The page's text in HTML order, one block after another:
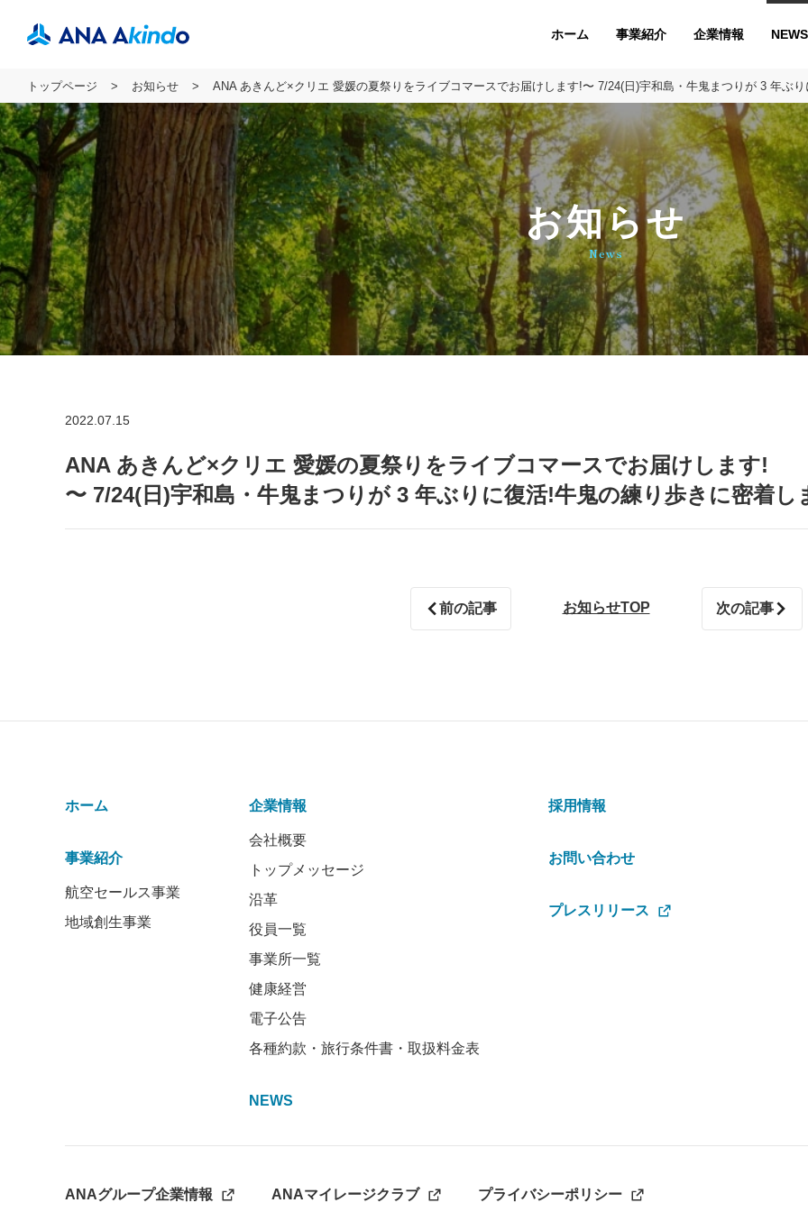
ホーム 事業紹介 企業情報 NEWS
トップページ お知らせ ANA あきんど×クリエ 愛媛の夏祭りをライブコマースでお届けします!〜 7/24(日)宇和島・牛⻤まつりが 3 年ぶ
お知らせ
News
2022.07.15
ANA あきんど×クリエ 愛媛の夏祭りをライブコマースでお届けします!
〜 7/24(日)宇和島・牛⻤まつりが 3 年ぶりに復活!牛⻤の練り歩きに密着し
前の記事 お知らせTOP 次の記事
ホーム
事業紹介
航空セールス事業
地域創生事業
企業情報
会社概要
トップメッセージ
沿革
役員一覧
事業所一覧
健康経営
電子公告
各種約款・旅行条件書・取扱料金表
NEWS
採用情報
お問い合わせ
プレスリリース
ANAグループ企業情報 ANAマイレージクラブ プライバシーポリシー